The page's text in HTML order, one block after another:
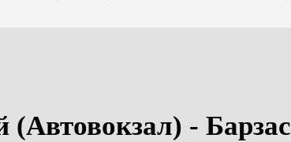
(Автовокзал) - Барзас